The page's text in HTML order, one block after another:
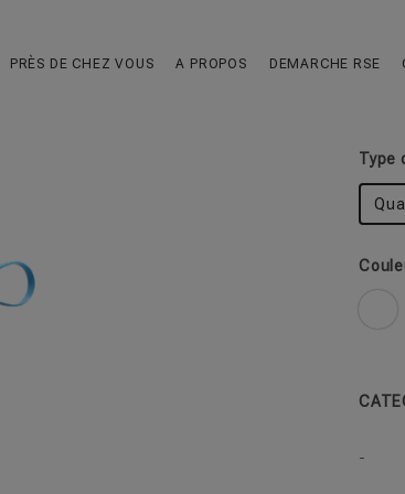
PRÈS DE CHEZ VOUS A PROPOS DEMARCHE RSE
Type
-